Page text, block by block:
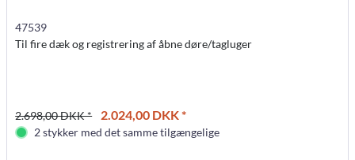
47539
Til fire dæk og registrering af åbne døre/tagluger
2.698,00 DKK * 2.024,00 DKK *
2 stykker med det samme tilgængelige